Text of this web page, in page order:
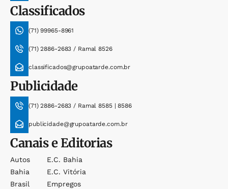
Classificados
(71) 99965-8961
(71) 2886-2683 / Ramal 8526
classificados@grupoatarde.com.br
Publicidade
(71) 2886-2683 / Ramal 8585 | 8586
publicidade@grupoatarde.com.br
Canais e Editorias
Autos
Bahia
Brasil
E.c. Bahia
E.c. Vitória
Empregos